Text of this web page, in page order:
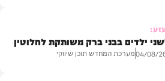
ילדים בבני ברק משותקת לחלוטין
04/08/מערכת המחדש תוכן שיווקי